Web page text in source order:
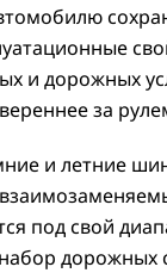
и дорожных
за
и летние
под свой
дорожных